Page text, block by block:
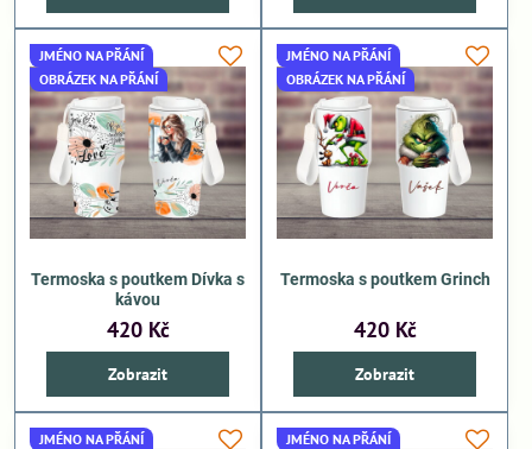
JMÉNO NA PŘÁNÍ
OBRÁZEK NA PŘÁNÍ
Termoska s poutkem Dívka s
kávou
420 Kč
Zobrazit
JMÉNO NA PŘÁNÍ
OBRÁZEK NA PŘÁNÍ
Termoska s poutkem Grinch
420 Kč
Zobrazit
JMÉNO NA PŘÁNÍ
JMÉNO NA PŘÁNÍ